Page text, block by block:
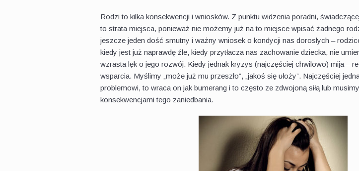
Rodzi to kilka konsekwencji i wniosków. Z punktu widzenia poradni,
to strata miejsca, ponieważ nie możemy już na to miejsce wpisać żadnego
jeszcze jeden dość smutny i ważny wniosek o kondycji nas dorosłych –
kiedy jest już naprawdę źle, kiedy przytłacza nas zachowanie dziecka, nie
wzrasta lęk o jego rozwój. Kiedy jednak kryzys (najczęściej chwilowo) mija –
wsparcia. Myślimy „może już mu przeszło”, „jakoś się ułoży”. Najczęściej
problemowi, to wraca on jak bumerang i to często ze zdwojoną siłą lub
konsekwencjami tego zaniedbania.